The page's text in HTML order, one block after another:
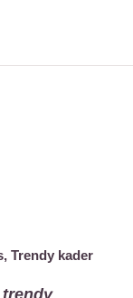
Trendy kader